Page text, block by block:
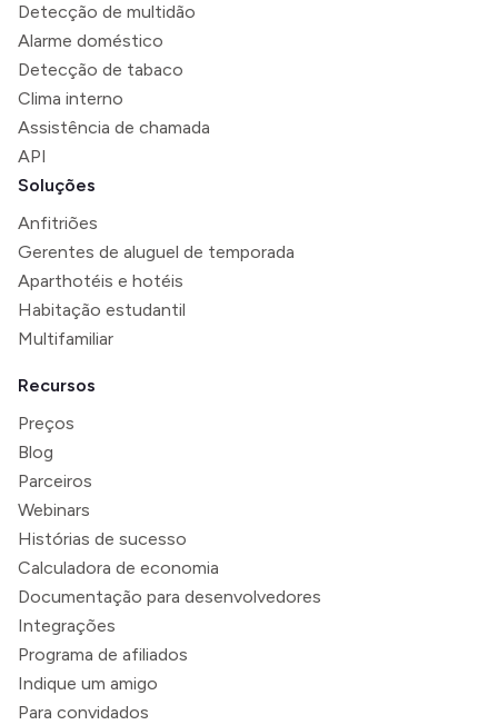
Detecção de multidão
Alarme doméstico
Detecção de tabaco
Clima interno
Assistência de chamada
API
Soluções
Anfitriões
Gerentes de aluguel de temporada
Aparthotéis e hotéis
Habitação estudantil
Multifamiliar
Recursos
Preços
Blog
Parceiros
Webinars
Histórias de sucesso
Calculadora de economia
Documentação para desenvolvedores
Integrações
Programa de afiliados
Indique um amigo
Para convidados